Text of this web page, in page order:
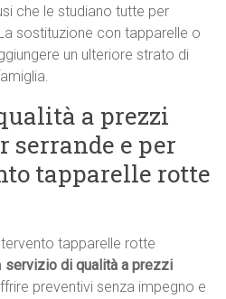
che le studiano tutte per
sostituzione con tapparelle o
un ulteriore strato di
a prezzi
e per
tapparelle rotte
tapparelle rotte
servizio di qualità a prezzi
preventivi senza impegno e